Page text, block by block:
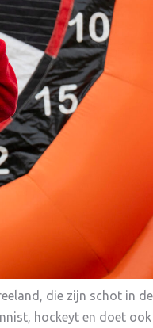
die zijn schot in
hockeyt en doet